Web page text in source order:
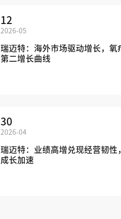
12
2026-05
瑞迈特：海外市场驱动增长，氧
第二增长曲线
30
2026-04
瑞迈特：业绩高增兑现经营韧性
成长加速